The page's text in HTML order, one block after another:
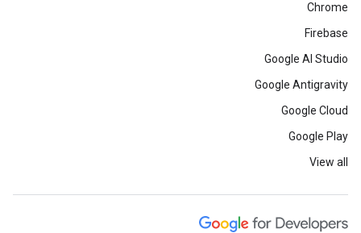
Chrome
Firebase
Google AI Studio
Google Antigravity
Google Cloud
Google Play
View all